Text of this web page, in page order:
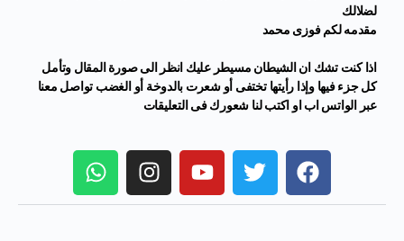
لضلالك
مقدمه لكم فوزى محمد
اذا كنت تشك ان الشيطان مسيطر عليك انظر الى صورة المقال وتأمل
كل جزء فيها وإذا رأيتها تختفى أو شعرت بالدوخة أو الغضب تواصل معنا
عبر الواتس اب او اكتب لنا شعورك فى التعليقات